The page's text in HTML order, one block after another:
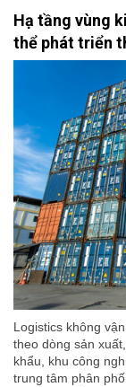
Hạ tầng vùng
thể phát triển
Logistics không
theo dòng sản
khẩu, khu công
trung tâm phân